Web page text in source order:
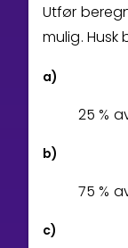
Utfør
mulig. Husk
a)
25 %
b)
75 %
c)